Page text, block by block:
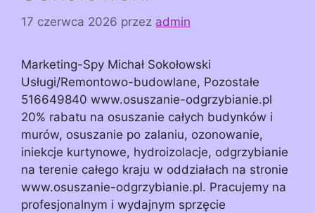
17 czerwca 2026 przez admin
Marketing-Spy Michał Sokołowski
Usługi/Remontowo-budowlane, Pozostałe
516649840 www.osuszanie-odgrzybianie.pl
20% rabatu na osuszanie całych budynków i
murów, osuszanie po zalaniu, ozonowanie,
iniekcje kurtynowe, hydroizolacje, odgrzybianie
na terenie całego kraju w oddziałach na stronie
www.osuszanie-odgrzybianie.pl. Pracujemy na
profesjonalnym i wydajnym sprzęcie